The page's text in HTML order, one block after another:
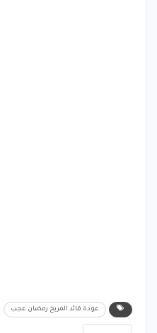
عودة قائد المريخ رمضان عجب